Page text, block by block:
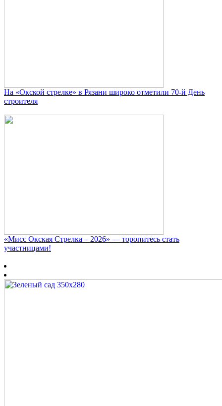
На «Окской стрелке» в Рязани широко отметили 70-й День
строителя
«Мисс Окская Стрелка – 2026» — торопитесь стать
участницами!